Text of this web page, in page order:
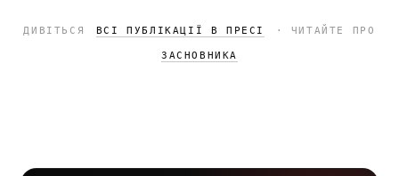
ДИВІТЬСЯ ВСІ ПУБЛІКАЦІЇ В ПРЕСІ · ЧИТАЙТЕ ПРО
ЗАСНОВНИКА